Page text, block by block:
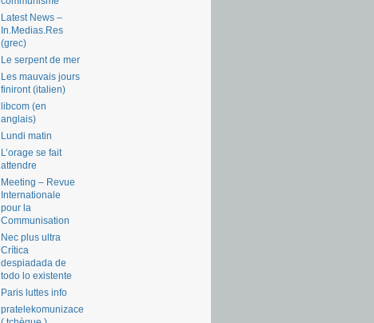
Latest News –
In.Medias.Res
(grec)
Le serpent de mer
Les mauvais jours
finiront (italien)
libcom (en
anglais)
Lundi matin
L’orage se fait
attendre
Meeting – Revue
Internationale
pour la
Communisation
Nec plus ultra
Crítica
despiadada de
todo lo existente
Paris luttes info
pratelekomunizace